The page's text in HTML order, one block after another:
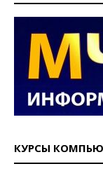
КУРСЫ